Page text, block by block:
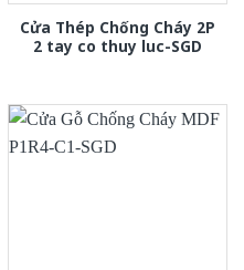
Cửa Thép Chống Cháy 2P
2 tay co thuy luc-SGD